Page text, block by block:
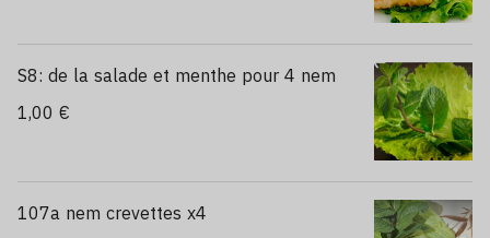
S8: de la salade et menthe pour 4 nem
1,00 €
107a nem crevettes x4